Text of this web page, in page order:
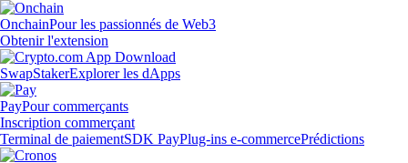
OnchainPour les passionnés de Web3
Obtenir l'extension
SwapStakerExplorer les dApps
PayPour commerçants
Inscription commerçant
Terminal de paiementSDK PayPlug-ins e-commercePrédictions